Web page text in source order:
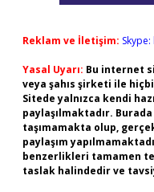
Reklam ve İletişim:
Yasal Uyarı: Bu internet
veya şahıs şirketi ile
Sitede yalnızca kendi
paylaşılmaktadır.
taşımamakta olup,
paylaşım
benzerlikleri tamamen
taslak halindedir ve